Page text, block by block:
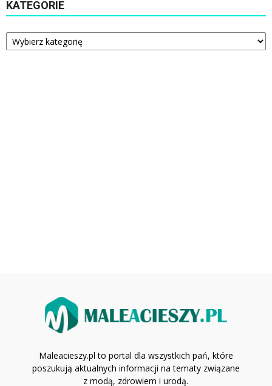
KATEGORIE
Kategorie
Maleacieszy.pl to portal dla wszystkich pań, które
poszukują aktualnych informacji na tematy związane
z modą, zdrowiem i urodą.